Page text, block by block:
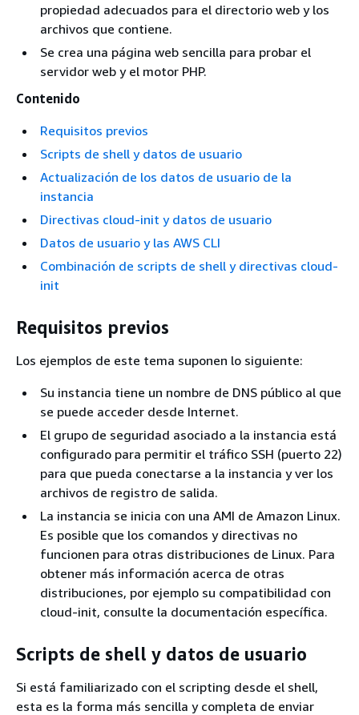
propiedad adecuados para el directorio web y los
archivos que contiene.
Se crea una página web sencilla para probar el
servidor web y el motor PHP.
Contenido
Requisitos previos
Scripts de shell y datos de usuario
Actualización de los datos de usuario de la
instancia
Directivas cloud-init y datos de usuario
Datos de usuario y las AWS CLI
Combinación de scripts de shell y directivas cloud-
init
Requisitos previos
Los ejemplos de este tema suponen lo siguiente:
Su instancia tiene un nombre de DNS público al que
se puede acceder desde Internet.
El grupo de seguridad asociado a la instancia está
configurado para permitir el tráfico SSH (puerto 22)
para que pueda conectarse a la instancia y ver los
archivos de registro de salida.
La instancia se inicia con una AMI de Amazon Linux.
Es posible que los comandos y directivas no
funcionen para otras distribuciones de Linux. Para
obtener más información acerca de otras
distribuciones, por ejemplo su compatibilidad con
cloud-init, consulte la documentación específica.
Scripts de shell y datos de usuario
Si está familiarizado con el scripting desde el shell,
esta es la forma más sencilla y completa de enviar